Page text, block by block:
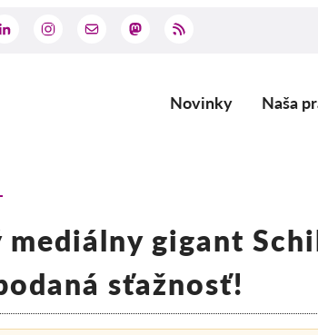
Main
Novinky Naša
mediálny gigant
sťažnosť!